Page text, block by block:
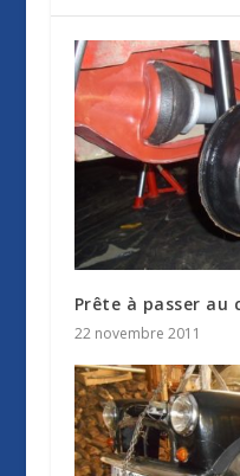
Prête à passer au
22 novembre 2011